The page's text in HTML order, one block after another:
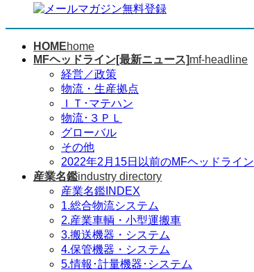
HOMEhome
MFヘッドライン[最新ニュース]mf-headline
経営／政策
物流・生産拠点
ＩＴ･マテハン
物流･３ＰＬ
グローバル
その他
2022年2月15日以前のMFヘッドライン
産業名鑑industry directory
産業名鑑INDEX
1.総合物流システム
2.産業車輌・小型運搬車
3.搬送機器・システム
4.保管機器・システム
5.情報･計量機器･システム